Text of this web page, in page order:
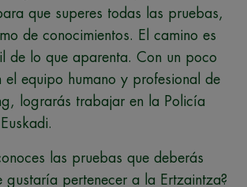
que superes todas las pruebas,
de conocimientos. El camino es
de lo que aparenta. Con un poco
el equipo humano y profesional de
lograrás trabajar en la Policía
las pruebas que deberás
gustaría pertenecer a la Ertzaintza?